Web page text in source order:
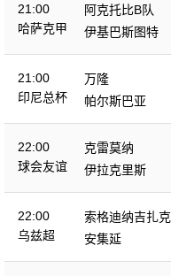
21:00
哈萨克甲
阿克托比B队
伊基巴斯图特
21:00
印尼总杯
万隆
帕尔斯巴亚
22:00
球会友谊
克雷莫纳
伊拉克里斯
22:00
乌兹超
索格迪纳吉扎克
安集延